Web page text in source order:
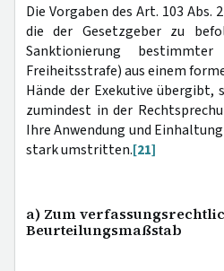
Die Vorgaben des Art. 103 Abs.
die der Gesetzgeber zu
Sanktionierung
Freiheitsstrafe) aus einem
Hände der Exekutive übergibt,
zumindest in der
Ihre Anwendung und
stark umstritten.[21]
a) Zum
Beurteilungsmaßstab